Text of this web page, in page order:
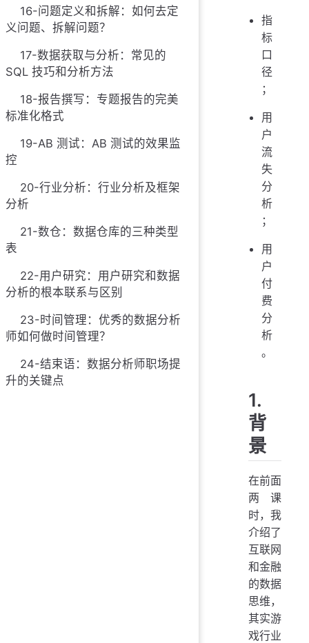
16-问题定义和拆解：如何去定
义问题、拆解问题？
17-数据获取与分析：常见的
SQL 技巧和分析方法
18-报告撰写：专题报告的完美
标准化格式
19-AB 测试：AB 测试的效果监
控
20-行业分析：行业分析及框架
分析
21-数仓：数据仓库的三种类型
表
22-用户研究：用户研究和数据
分析的根本联系与区别
23-时间管理：优秀的数据分析
师如何做时间管理？
24-结束语：数据分析师职场提
升的关键点
指
标
口
径
；
用
户
流
失
分
析
；
用
户
付
费
分
析
。
1.
背
景
在前面
两课
时，我
介绍了
互联网
和金融
的数据
思维，
其实游
戏行业